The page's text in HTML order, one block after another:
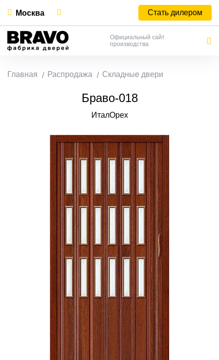
Москва Стать дилером
Официальный сайт
производства
Главная Распродажа Складные двери
Браво-018
ИталОрех